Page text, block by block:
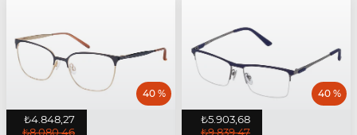
₺4.848,27
₺8.080,46
40 %
₺5.903,68
₺9.839,47
40 %